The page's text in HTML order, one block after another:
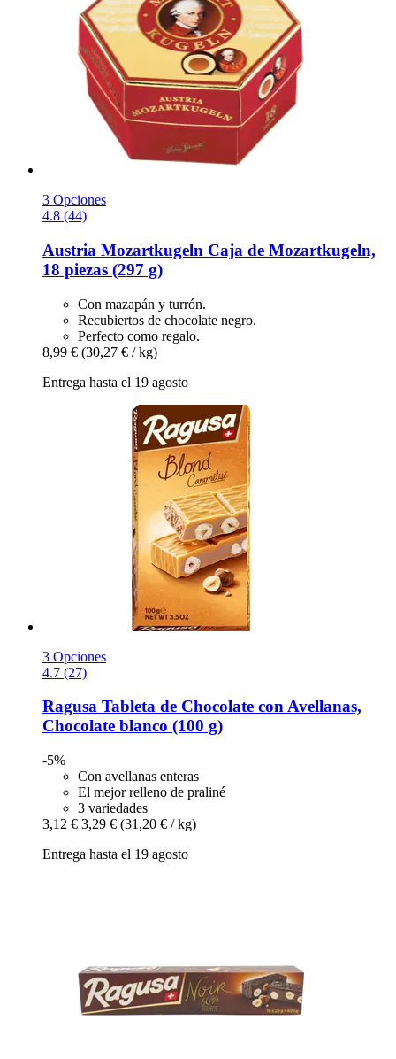
3 Opciones
4.8 (44)
Austria Mozartkugeln Caja de Mozartkugeln,
18 piezas (297 g)
Con mazapán y turrón.
Recubiertos de chocolate negro.
Perfecto como regalo.
8,99 € (30,27 € / kg)
Entrega hasta el 19 agosto
3 Opciones
4.7 (27)
Ragusa Tableta de Chocolate con Avellanas,
Chocolate blanco (100 g)
-5%
Con avellanas enteras
El mejor relleno de praliné
3 variedades
3,12 € 3,29 € (31,20 € / kg)
Entrega hasta el 19 agosto